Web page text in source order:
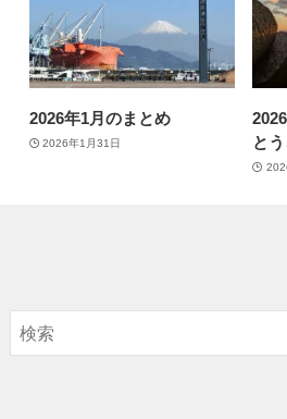
2026年1月のまとめ
2026年1月31日
と